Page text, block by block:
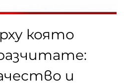
която
и